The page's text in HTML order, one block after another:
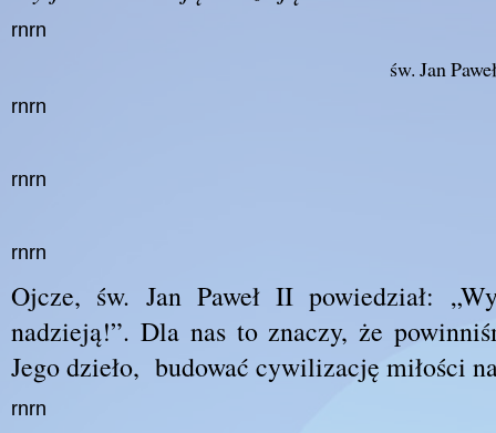
rnrn
św. Jan
rnrn
rnrn
rnrn
Ojcze, św. Jan Paweł II powiedział:
nadzieją!”. Dla nas to znaczy, że
Jego dzieło, budować cywilizację miłości
rnrn